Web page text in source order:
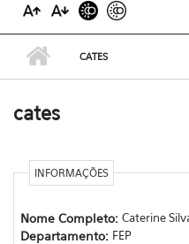
CATES
cates
INFORMAÇÕES
Nome Completo: Caterine
Departamento: FEP